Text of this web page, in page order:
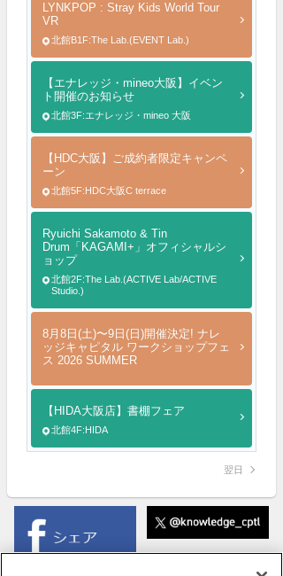
LYNKPOP : Stray Kids World Tour
VR
北館B1F:The Lab.(EVENT Lab.)
【エナレッジ・mineo大阪】イベン
ト開催のお知らせ
北館3F:エナレッジ・mineo 大阪
【HDC大阪】ご成約者限定キャンペ
ーン
北館5F:HDC大阪C terrace
Ryuichi Sakamoto & Tin
Drum「KAGAMI+」オフィシャルシ
ョップ
北館2F:The Lab.(ACTIVE Lab/ACTIVE
Studio.)
8月8日(土)〜9日(日)開催決定! ナレ
ッジキャピタル ワークショップフェ
ス 2026 SUMMER
【HIDA大阪店】書棚フェア
北館4F:HIDA
翌日